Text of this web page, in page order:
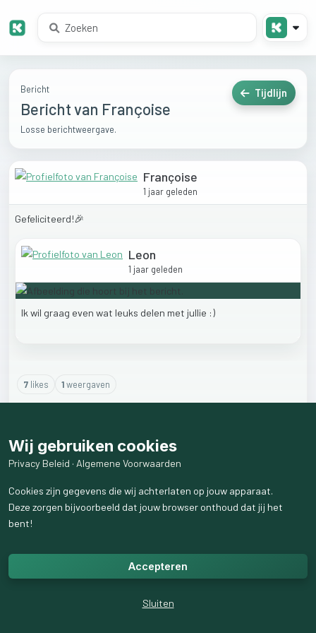
Bericht
Bericht van Françoise
Losse berichtweergave.
Tijdlijn
Françoise
1 jaar geleden
Gefeliciteerd!🎉
Leon
1 jaar geleden
Ik wil graag even wat leuks delen met jullie :)
7likes 1weergaven
Wij gebruiken cookies
Privacy Beleid · Algemene Voorwaarden
Cookies zijn gegevens die wij achterlaten op jouw apparaat.
Deze zorgen bijvoorbeeld dat jouw browser onthoud dat jij het
bent!
Accepteren
Sluiten